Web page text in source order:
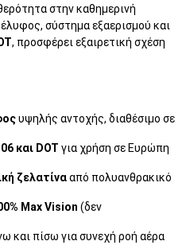
στην καθημερινή
σύστημα εξαερισμού και
, προσφέρει εξαιρετική σχέση
υψηλής αντοχής, διαθέσιμο σε
και DOT για χρήση σε Ευρώπη
ζελατίνααπό πολυανθρακικό
Max Vision (δεν
και πίσω για συνεχή ροή αέρα